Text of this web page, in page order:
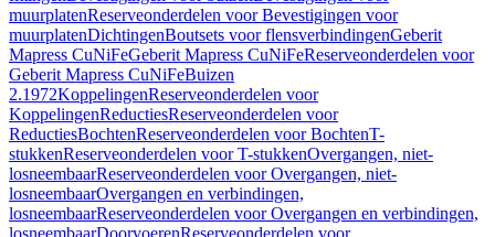
muurplatenReserveonderdelen voor Bevestigingen voor
muurplatenDichtingenBoutsets voor flensverbindingenGeberit
Mapress CuNiFeGeberit Mapress CuNiFeReserveonderdelen voor
Geberit Mapress CuNiFeBuizen
2.1972KoppelingenReserveonderdelen voor
KoppelingenReductiesReserveonderdelen voor
ReductiesBochtenReserveonderdelen voor BochtenT-
stukkenReserveonderdelen voor T-stukkenOvergangen, niet-
losneembaarReserveonderdelen voor Overgangen, niet-
losneembaarOvergangen en verbindingen,
losneembaarReserveonderdelen voor Overgangen en verbindingen,
losneembaarDoorvoerenReserveonderdelen voor